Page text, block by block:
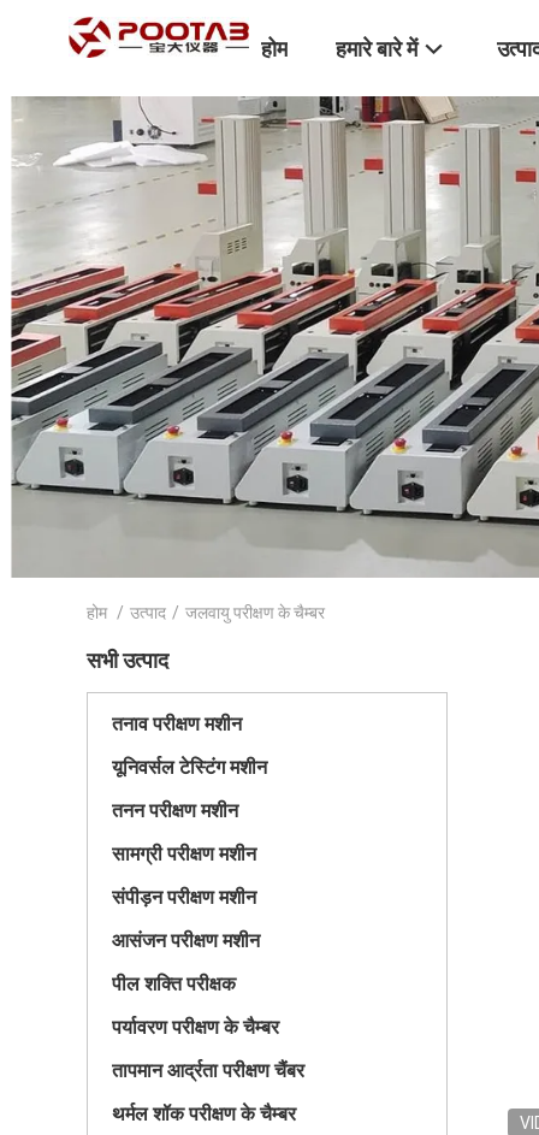
होम हमारे बारे में
होम / उत्पाद / जलवायु परीक्षण के चैम्बर
सभी उत्पाद
तनाव परीक्षण मशीन
यूनिवर्सल टेस्टिंग मशीन
तनन परीक्षण मशीन
सामग्री परीक्षण मशीन
संपीड़न परीक्षण मशीन
आसंजन परीक्षण मशीन
पील शक्ति परीक्षक
पर्यावरण परीक्षण के चैम्बर
तापमान आर्द्रता परीक्षण चैंबर
थर्मल शॉक परीक्षण के चैम्बर